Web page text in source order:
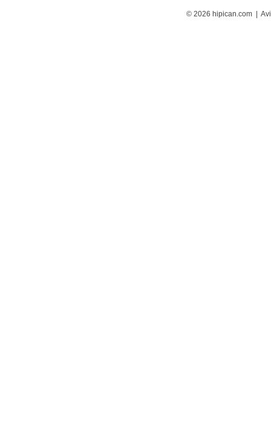
© 2026 hipican.com |